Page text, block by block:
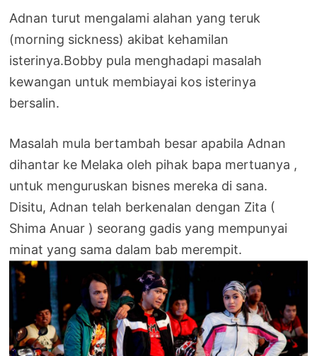
Adnan turut mengalami alahan yang teruk
(morning sickness) akibat kehamilan
isterinya.Bobby pula menghadapi masalah
kewangan untuk membiayai kos isterinya
bersalin.
Masalah mula bertambah besar apabila Adnan
dihantar ke Melaka oleh pihak bapa mertuanya ,
untuk menguruskan bisnes mereka di sana.
Disitu, Adnan telah berkenalan dengan Zita (
Shima Anuar ) seorang gadis yang mempunyai
minat yang sama dalam bab merempit.